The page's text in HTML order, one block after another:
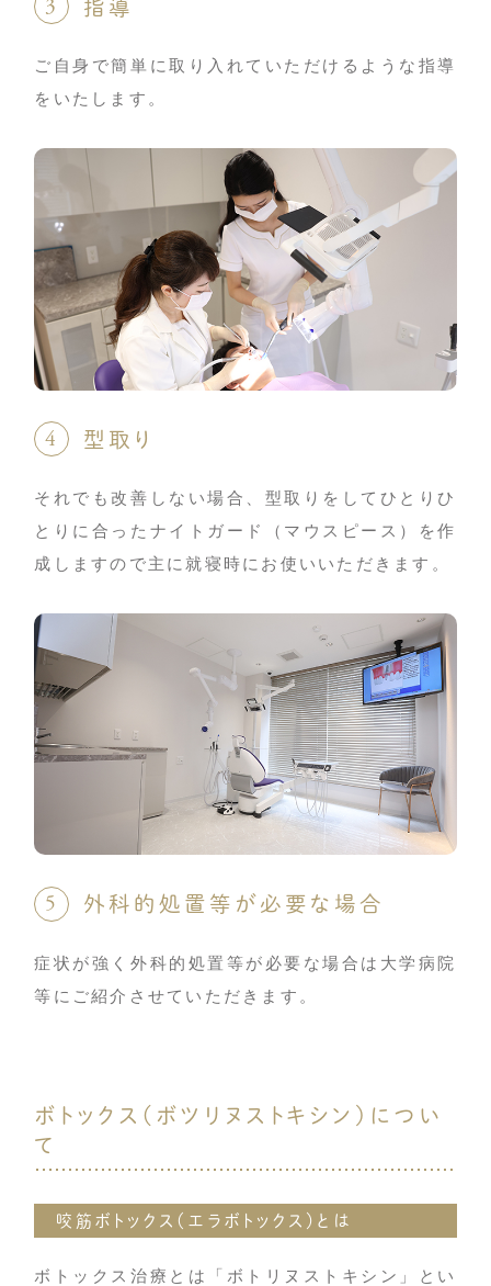
指導
ご自身で簡単に取り入れていただけるような指導
をいたします。
型取り
それでも改善しない場合、型取りをしてひとりひ
とりに合ったナイトガード（マウスピース）を作
成しますので主に就寝時にお使いいただきます。
外科的処置等が必要な場合
症状が強く外科的処置等が必要な場合は大学病院
等にご紹介させていただきます。
ボトックス（ボツリヌストキシン）につい
て
咬筋ボトックス（エラボトックス）とは
ボトックス治療とは「ボトリヌストキシン」とい